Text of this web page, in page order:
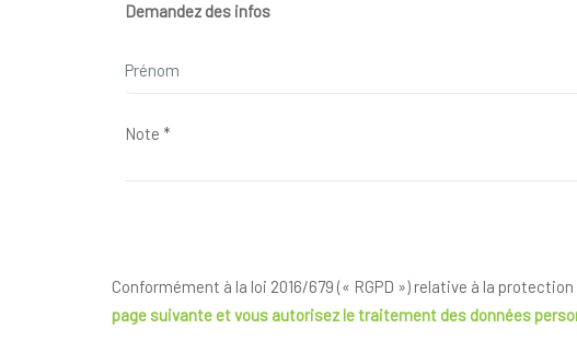
Demandez des infos
Conformément à la loi 2016/679 (« RGPD ») relative à la
page suivanteet vous autorisez le traitement des données